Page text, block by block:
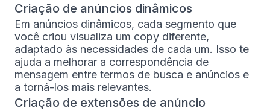
Criação de anúncios dinâmicos
Em anúncios dinâmicos, cada segmento que
você criou visualiza um copy diferente,
adaptado às necessidades de cada um. Isso te
ajuda a melhorar a correspondência de
mensagem entre termos de busca e anúncios e
a torná-los mais relevantes.
Criação de extensões de anúncio